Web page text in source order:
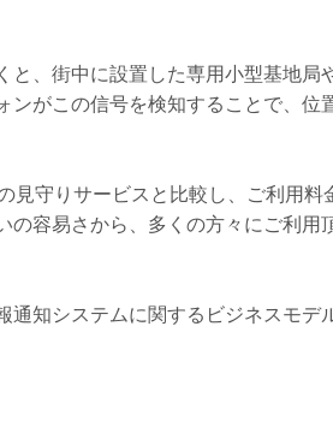
、街中に設置した専用小型基地局
がこの信号を検知することで、位
見守りサービスと比較し、ご利用料
容易さから、多くの方々にご利用
知システムに関するビジネスモデ